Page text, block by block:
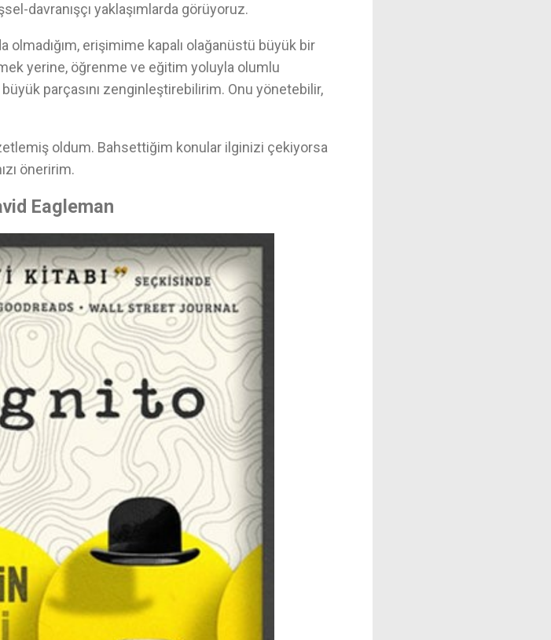
davranışçı yaklaşımlarda görüyoruz.
olmadığım, erişimime kapalı olağanüstü büyük bir
yerine, öğrenme ve eğitim yoluyla olumlu
büyük parçasını zenginleştirebilirim. Onu yönetebilir,
oldum. Bahsettiğim konular ilginizi çekiyorsa
öneririm.
Eagleman